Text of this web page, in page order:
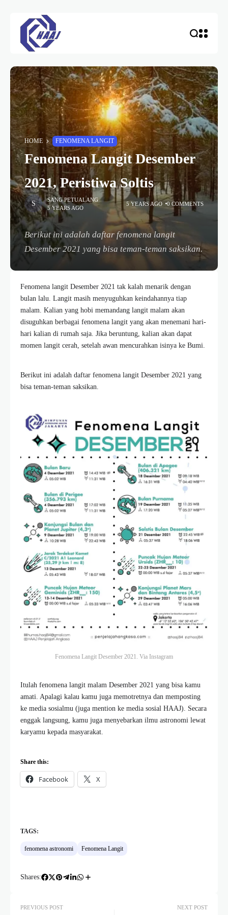
HOME FENOMENA LANGIT
Fenomena Langit Desember
2021, Peristiwa Soltis
SANG PETUALANG
5 YEARS AGO
5 YEARS AGO 0 COMMENTS
Berikut ini adalah daftar fenomena langit
Desember 2021 yang bisa teman-teman saksikan.
Fenomena langit Desember 2021 tak kalah menarik dengan
bulan lalu. Langit masih menyuguhkan keindahannya tiap
malam. Kalian yang hobi memandang langit malam akan
disuguhkan berbagai fenomena langit yang akan menemani hari-
hari kalian di rumah saja. Jika beruntung, kalian akan dapat
momen langit cerah, setelah awan mencurahkan isinya ke Bumi.
Berikut ini adalah daftar fenomena langit Desember 2021 yang
bisa teman-teman saksikan.
Fenomena Langit Desember 2021. Via Instagram
Itulah fenomena langit malam Desember 2021 yang bisa kamu
amati. Apalagi kalau kamu juga memotretnya dan memposting
ke media sosialmu (juga mention ke media sosial HAAJ). Secara
enggak langsung, kamu juga menyebarkan ilmu astronomi lewat
karyamu kepada masyarakat.
Share this:
Facebook X
TAGS:
fenomena astronomi Fenomena Langit
Shares:
PREVIOUS POST NEXT POST